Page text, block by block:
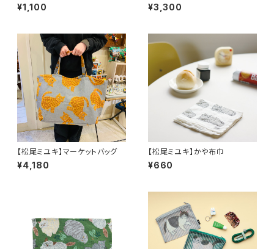
¥1,100 ¥3,300
【松尾ミユキ】マーケットバッグ
¥4,180
【松尾ミユキ】かや布巾
¥660